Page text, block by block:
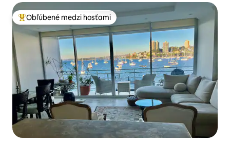
Najobľúbenejšie medzi hosťami
Obľúbené medzi hosťami